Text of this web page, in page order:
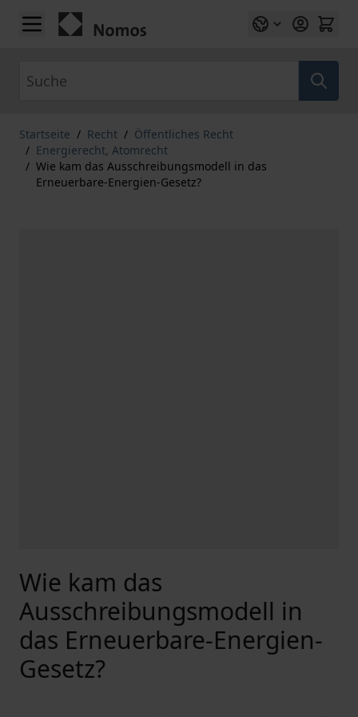
Zum Inhalt springen
Startseite / Recht / Öffentliches Recht
/ Energierecht, Atomrecht
/ Wie kam das Ausschreibungsmodell in das
Erneuerbare-Energien-Gesetz?
Wie kam das
Ausschreibungsmodell in
das Erneuerbare-Energien-
Gesetz?